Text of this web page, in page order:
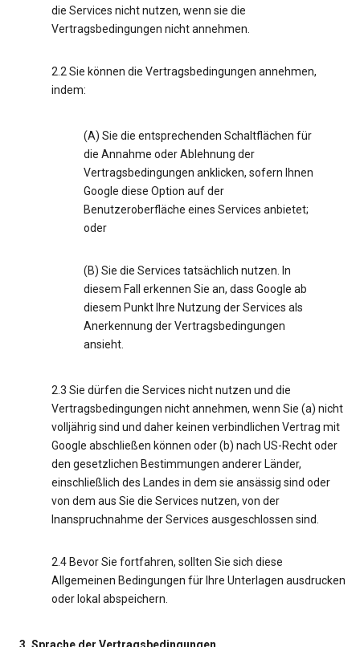
die Services nicht nutzen, wenn sie die
Vertragsbedingungen nicht annehmen.
2.2 Sie können die Vertragsbedingungen annehmen,
indem:
(A) Sie die entsprechenden Schaltflächen für
die Annahme oder Ablehnung der
Vertragsbedingungen anklicken, sofern Ihnen
Google diese Option auf der
Benutzeroberfläche eines Services anbietet;
oder
(B) Sie die Services tatsächlich nutzen. In
diesem Fall erkennen Sie an, dass Google ab
diesem Punkt Ihre Nutzung der Services als
Anerkennung der Vertragsbedingungen
ansieht.
2.3 Sie dürfen die Services nicht nutzen und die
Vertragsbedingungen nicht annehmen, wenn Sie (a) nicht
volljährig sind und daher keinen verbindlichen Vertrag mit
Google abschließen können oder (b) nach US-Recht oder
den gesetzlichen Bestimmungen anderer Länder,
einschließlich des Landes in dem sie ansässig sind oder
von dem aus Sie die Services nutzen, von der
Inanspruchnahme der Services ausgeschlossen sind.
2.4 Bevor Sie fortfahren, sollten Sie sich diese
Allgemeinen Bedingungen für Ihre Unterlagen ausdrucken
oder lokal abspeichern.